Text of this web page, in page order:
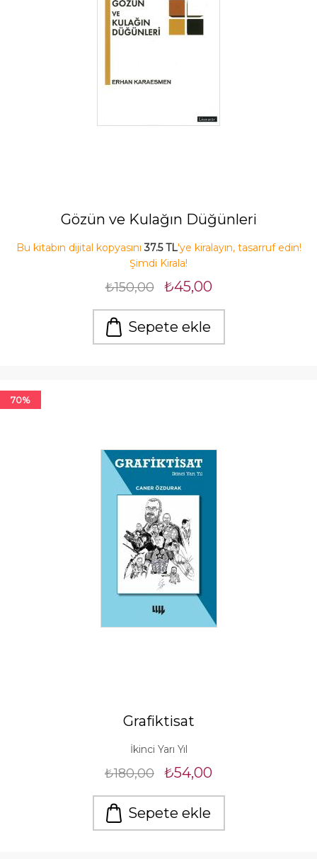
Gözün ve Kulağın Düğünleri
Bu kitabın dijital kopyasını37.5 TL'ye kiralayın, tasarruf edin!
Şimdi Kirala!
₺150,00 ₺45,00
Sepete ekle
70%
Grafiktisat
İkinci Yarı Yıl
₺180,00 ₺54,00
Sepete ekle